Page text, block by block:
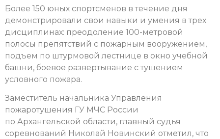
Более 150 юных спортсменов в течение дня
демонстрировали свои навыки и умения в трех
дисциплинах: преодоление 100-метровой
полосы препятствий с пожарным вооружением,
подъем по штурмовой лестнице в окно учебной
башни, боевое развертывание с тушением
условного пожара.
Заместитель начальника Управления
пожаротушения ГУ МЧС России
по Архангельской области, главный судья
соревнований Николай Новинский отметил, что